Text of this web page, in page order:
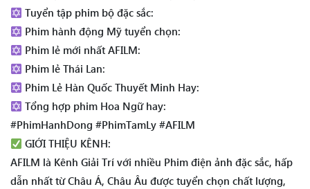
Tuyển tập phim bộ đặc sắc:
Phim hành động Mỹ tuyển chọn:
Phim lẻ mới nhất AFILM:
Phim lẻ Thái Lan:
Phim Lẻ Hàn Quốc Thuyết Minh Hay:
Tổng hợp phim Hoa Ngữ hay:
#PhimHanhDong #PhimTamLy #AFILM
GIỚI THIỆU KÊNH:
AFILM là Kênh Giải Trí với nhiều Phim điện ảnh đặc sắc, hấp
dẫn nhất từ Châu Á, Châu Âu được tuyển chọn chất lượng,